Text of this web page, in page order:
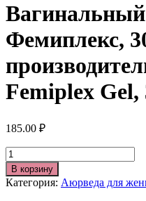
Фемиплекс,
Femiplex
185.00 ₽
Количество
В корзину
Категория: Аюрведа для